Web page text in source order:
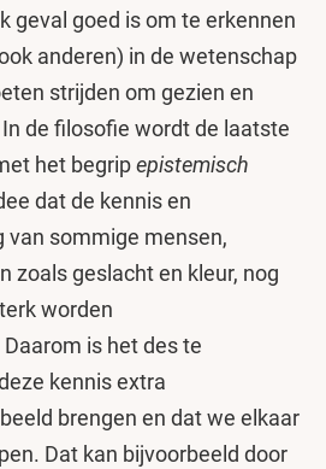
geval goed is om te erkennen
anderen) in de wetenschap
strijden om gezien en
de filosofie wordt de laatste
het begripepistemisch
dat de kennis en
van sommige mensen,
zoals geslacht en kleur, nog
worden
is het des te
kennis extra
brengen en dat we elkaar
Dat kan bijvoorbeeld door